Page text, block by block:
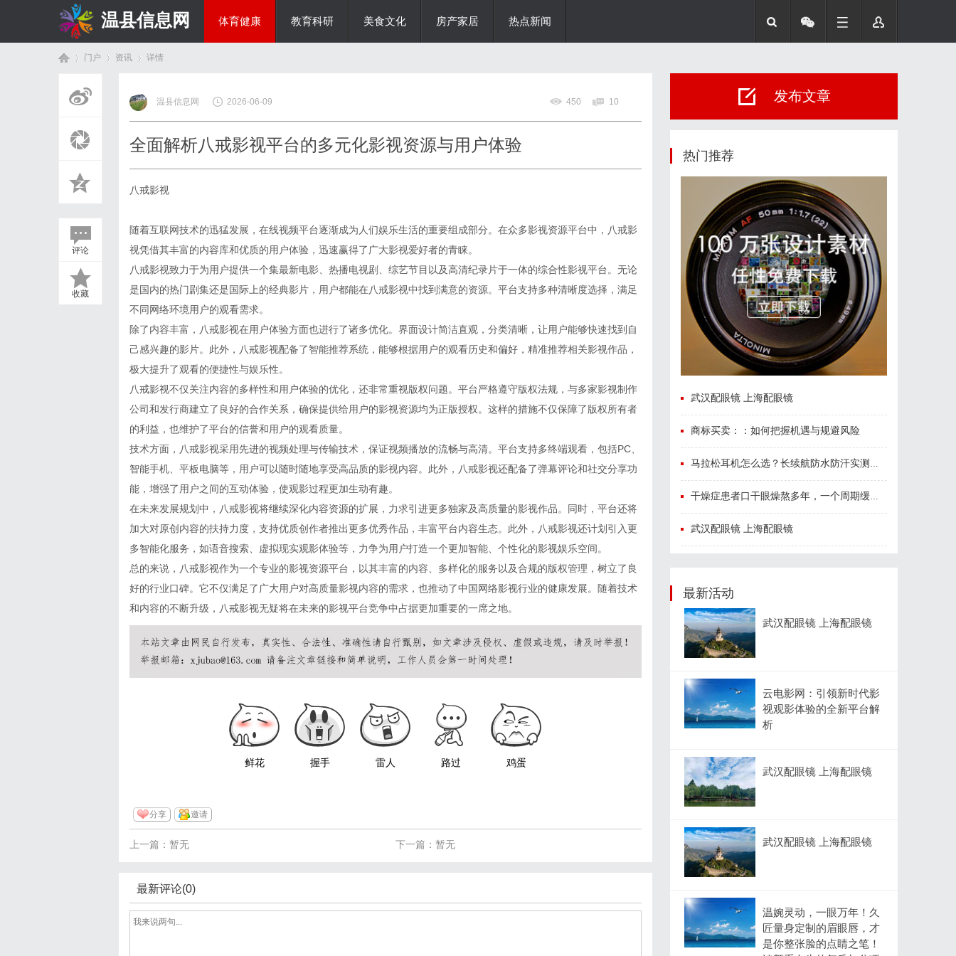
温县信息网 体育健康 教育科研 美食文化 房产家居 热点新闻
门户 资讯
›
详情
评论
收藏
温县信息网 2026-06-09 450 10
全面解析八戒影视平台的多元化影视资源与用户体验
八戒影视
随着互联网技术的迅猛发展，在线视频平台逐渐成为人们娱乐生活的重要组成部分。在众多影视资源平台中，八戒影
视凭借其丰富的内容库和优质的用户体验，迅速赢得了广大影视爱好者的青睐。
八戒影视致力于为用户提供一个集最新电影、热播电视剧、综艺节目以及高清纪录片于一体的综合性影视平台。无论
是国内的热门剧集还是国际上的经典影片，用户都能在八戒影视中找到满意的资源。平台支持多种清晰度选择，满足
不同网络环境用户的观看需求。
除了内容丰富，八戒影视在用户体验方面也进行了诸多优化。界面设计简洁直观，分类清晰，让用户能够快速找到自
己感兴趣的影片。此外，八戒影视配备了智能推荐系统，能够根据用户的观看历史和偏好，精准推荐相关影视作品，
极大提升了观看的便捷性与娱乐性。
八戒影视不仅关注内容的多样性和用户体验的优化，还非常重视版权问题。平台严格遵守版权法规，与多家影视制作
公司和发行商建立了良好的合作关系，确保提供给用户的影视资源均为正版授权。这样的措施不仅保障了版权所有者
的利益，也维护了平台的信誉和用户的观看质量。
技术方面，八戒影视采用先进的视频处理与传输技术，保证视频播放的流畅与高清。平台支持多终端观看，包括PC、
智能手机、平板电脑等，用户可以随时随地享受高品质的影视内容。此外，八戒影视还配备了弹幕评论和社交分享功
能，增强了用户之间的互动体验，使观影过程更加生动有趣。
在未来发展规划中，八戒影视将继续深化内容资源的扩展，力求引进更多独家及高质量的影视作品。同时，平台还将
加大对原创内容的扶持力度，支持优质创作者推出更多优秀作品，丰富平台内容生态。此外，八戒影视还计划引入更
多智能化服务，如语音搜索、虚拟现实观影体验等，力争为用户打造一个更加智能、个性化的影视娱乐空间。
总的来说，八戒影视作为一个专业的影视资源平台，以其丰富的内容、多样化的服务以及合规的版权管理，树立了良
好的行业口碑。它不仅满足了广大用户对高质量影视内容的需求，也推动了中国网络影视行业的健康发展。随着技术
和内容的不断升级，八戒影视无疑将在未来的影视平台竞争中占据更加重要的一席之地。
鲜花 握手 雷人 路过 鸡蛋
分享 邀请
下一篇：暂无
上一篇：暂无
最新评论(0)
发布文章
热门推荐
武汉配眼镜 上海配眼镜
商标买卖：：如何把握机遇与规避风险
马拉松耳机怎么选？长续航防水防汗实测盘点
干燥症患者口干眼燥熬多年，一个周期缓过来？老中医：一张辨证方对症，身体找回津液
武汉配眼镜 上海配眼镜
最新活动
武汉配眼镜 上海配眼镜
云电影网：引领新时代影
视观影体验的全新平台解
析
武汉配眼镜 上海配眼镜
武汉配眼镜 上海配眼镜
温婉灵动，一眼万年！久
匠量身定制的眉眼唇，才
是你整张脸的点睛之笔！